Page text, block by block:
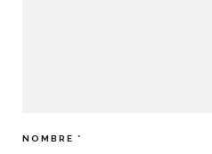
NOMBRE *